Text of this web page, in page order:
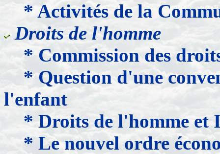
* Activités de la
Droits de l'homme
* Commission des
* Question d'une
l'enfant
* Droits de l'homme et
* Le nouvel ordre